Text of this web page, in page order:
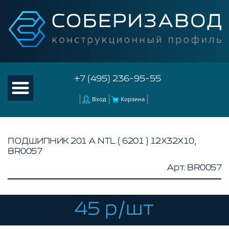
+7 (495) 236-95-55
Вход Корзина
КОНСТРУКЦИОННЫЙ ПРОФИЛЬ
КОМПЛЕКТУЮЩИЕ К ЧПУ
АКСЕССУАРЫ ДЛЯ V-ПАЗА
ПОДШИПНИК 201 А NTL ( 6201 ) 12Х32Х10,
BR0057
Арт. BR0057
45 р/шт